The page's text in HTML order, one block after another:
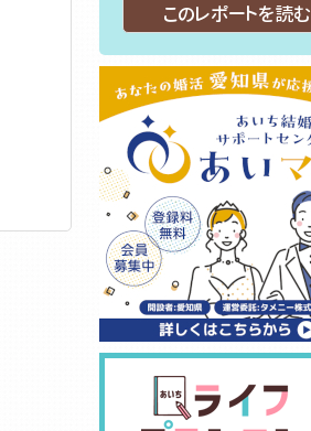
このレポートを読む